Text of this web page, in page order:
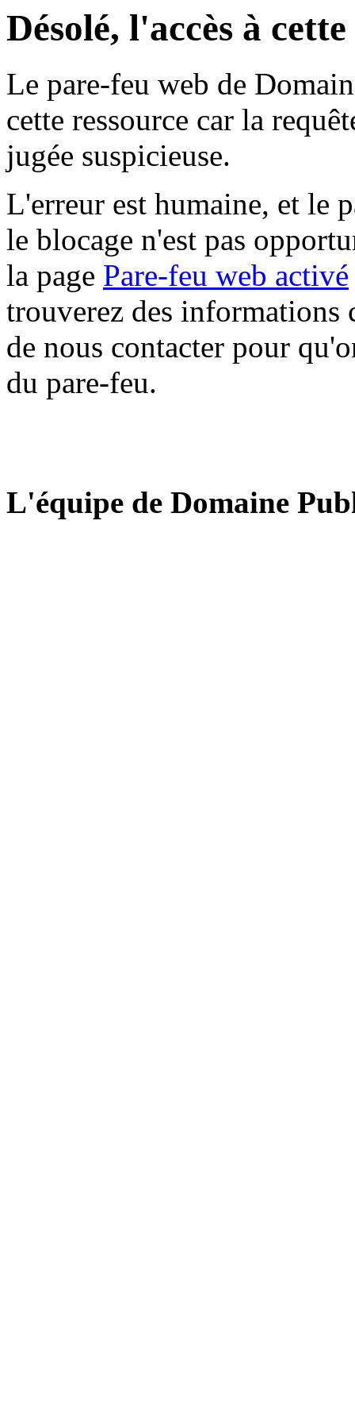
Désolé, l'accès à
Le pare-feu web de
cette ressource car la
jugée suspicieuse.
L'erreur est humaine, et le
le blocage n'est pas
la page Pare-feu web activé
trouverez des informations
de nous contacter pour
du pare-feu.
L'équipe de Domaine